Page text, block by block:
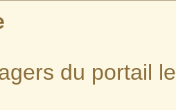
du portail